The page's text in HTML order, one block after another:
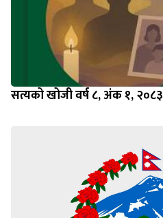
सत्यको खोजी वर्ष ८, अंक १, २०८३